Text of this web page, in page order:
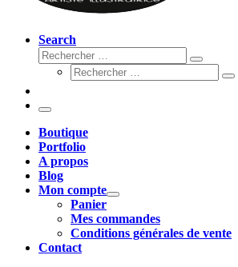
Search
Rechercher
Rechercher
Menu
Boutique
Portfolio
A propos
Blog
Mon compte
Panier
Mes commandes
Conditions générales de vente
Contact